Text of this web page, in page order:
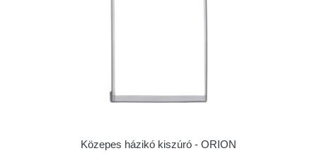
Közepes házikó kiszúró - ORION